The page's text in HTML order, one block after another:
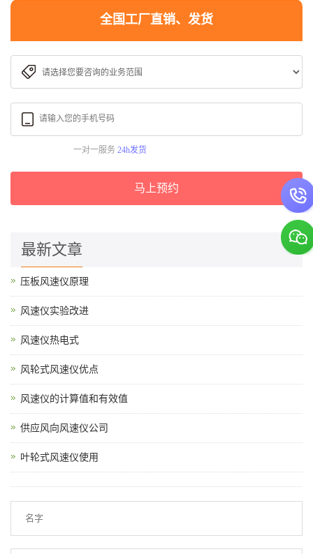
全国工厂直销、发货
一对一服务 24h发货
马上预约
最新文章
压板风速仪原理
风速仪实验改进
风速仪热电式
风轮式风速仪优点
风速仪的计算值和有效值
供应风向风速仪公司
叶轮式风速仪使用